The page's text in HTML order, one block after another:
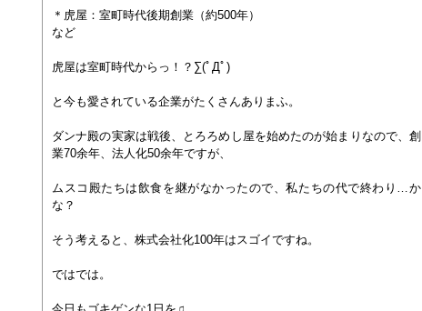
＊虎屋：室町時代後期創業（約500年）
など
虎屋は室町時代からっ！？∑(ﾟДﾟ)
と今も愛されている企業がたくさんありまふ。
ダンナ殿の実家は戦後、とろろめし屋を始めたのが始まりなので、創
業70余年、法人化50余年ですが、
ムスコ殿たちは飲食を継がなかったので、私たちの代で終わり…か
な？
そう考えると、株式会社化100年はスゴイですね。
ではでは。